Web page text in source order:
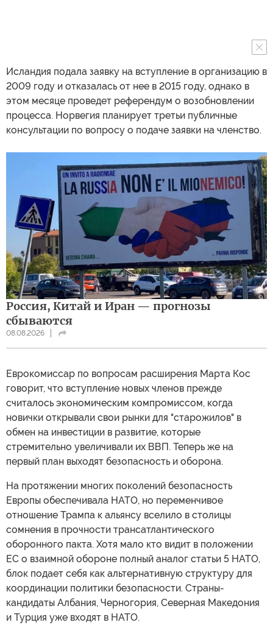
Исландия подала заявку на вступление в организацию в
2009 году и отказалась от нее в 2015 году, однако в
этом месяце проведет референдум о возобновлении
процесса. Норвегия планирует третьи публичные
консультации по вопросу о подаче заявки на членство.
Россия, Китай и Иран — прогнозы
сбываются
08.08.2026
Еврокомиссар по вопросам расширения Марта Кос
говорит, что вступление новых членов прежде
считалось экономическим компромиссом, когда
новички открывали свои рынки для "старожилов" в
обмен на инвестиции в развитие, которые
стремительно увеличивали их ВВП. Теперь же на
первый план выходят безопасность и оборона.
На протяжении многих поколений безопасность
Европы обеспечивала НАТО, но переменчивое
отношение Трампа к альянсу вселило в столицы
сомнения в прочности трансатлантического
оборонного пакта. Хотя мало кто видит в положении
ЕС о взаимной обороне полный аналог статьи 5 НАТО,
блок подает себя как альтернативную структуру для
координации политики безопасности. Страны-
кандидаты Албания, Черногория, Северная Македония
и Турция уже входят в НАТО.